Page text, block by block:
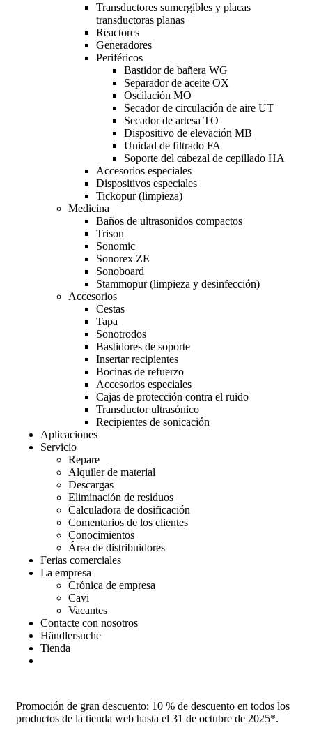
Transductores sumergibles y placas
transductoras planas
Reactores
Generadores
Periféricos
Bastidor de bañera WG
Separador de aceite OX
Oscilación MO
Secador de circulación de aire UT
Secador de artesa TO
Dispositivo de elevación MB
Unidad de filtrado FA
Soporte del cabezal de cepillado HA
Accesorios especiales
Dispositivos especiales
Tickopur (limpieza)
Medicina
Baños de ultrasonidos compactos
Trison
Sonomic
Sonorex ZE
Sonoboard
Stammopur (limpieza y desinfección)
Accesorios
Cestas
Tapa
Sonotrodos
Bastidores de soporte
Insertar recipientes
Bocinas de refuerzo
Accesorios especiales
Cajas de protección contra el ruido
Transductor ultrasónico
Recipientes de sonicación
Aplicaciones
Servicio
Repare
Alquiler de material
Descargas
Eliminación de residuos
Calculadora de dosificación
Comentarios de los clientes
Conocimientos
Área de distribuidores
Ferias comerciales
La empresa
Crónica de empresa
Cavi
Vacantes
Contacte con nosotros
Händlersuche
Tienda
Promoción de gran descuento: 10 % de descuento en todos los
productos de la tienda web hasta el 31 de octubre de 2025*.